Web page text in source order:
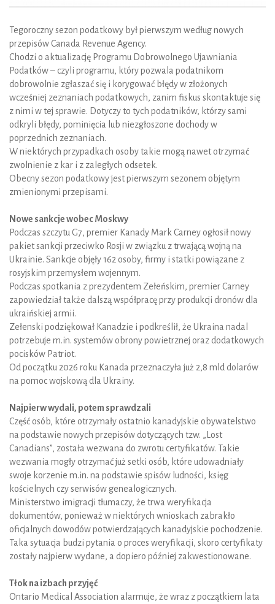
Tegoroczny sezon podatkowy był pierwszym według nowych
przepisów Canada Revenue Agency.
Chodzi o aktualizację Programu Dobrowolnego Ujawniania
Podatków – czyli programu, który pozwala podatnikom
dobrowolnie zgłaszać się i korygować błędy w złożonych
wcześniej zeznaniach podatkowych, zanim fiskus skontaktuje się
z nimi w tej sprawie. Dotyczy to tych podatników, którzy sami
odkryli błędy, pominięcia lub niezgłoszone dochody w
poprzednich zeznaniach.
W niektórych przypadkach osoby takie mogą nawet otrzymać
zwolnienie z kar i z zaległych odsetek.
Obecny sezon podatkowy jest pierwszym sezonem objętym
zmienionymi przepisami.
Nowe sankcje wobec Moskwy
Podczas szczytu G7, premier Kanady Mark Carney ogłosił nowy
pakiet sankcji przeciwko Rosji w związku z trwającą wojną na
Ukrainie. Sankcje objęły 162 osoby, firmy i statki powiązane z
rosyjskim przemysłem wojennym.
Podczas spotkania z prezydentem Zełeńskim, premier Carney
zapowiedział także dalszą współpracę przy produkcji dronów dla
ukraińskiej armii.
Zełenski podziękował Kanadzie i podkreślił, że Ukraina nadal
potrzebuje m.in. systemów obrony powietrznej oraz dodatkowych
pocisków Patriot.
Od początku 2026 roku Kanada przeznaczyła już 2,8 mld dolarów
na pomoc wojskową dla Ukrainy.
Najpierw wydali, potem sprawdzali
Część osób, które otrzymały ostatnio kanadyjskie obywatelstwo
na podstawie nowych przepisów dotyczących tzw. „Lost
Canadians”, została wezwana do zwrotu certyfikatów. Takie
wezwania mogły otrzymać już setki osób, które udowadniały
swoje korzenie m.in. na podstawie spisów ludności, księg
kościelnych czy serwisów genealogicznych.
Ministerstwo imigracji tłumaczy, że trwa weryfikacja
dokumentów, ponieważ w niektórych wnioskach zabrakło
oficjalnych dowodów potwierdzających kanadyjskie pochodzenie.
Taka sytuacja budzi pytania o proces weryfikacji, skoro certyfikaty
zostały najpierw wydane, a dopiero później zakwestionowane.
Tłok na izbach przyjęć
Ontario Medical Association alarmuje, że wraz z początkiem lata